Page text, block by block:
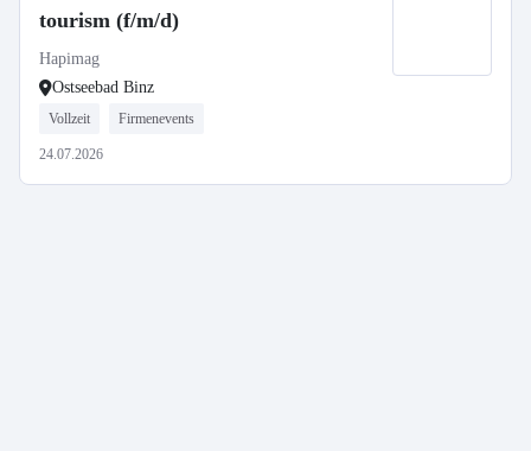
tourism (f/m/d)
Hapimag
Ostseebad Binz
Vollzeit Firmenevents
24.07.2026